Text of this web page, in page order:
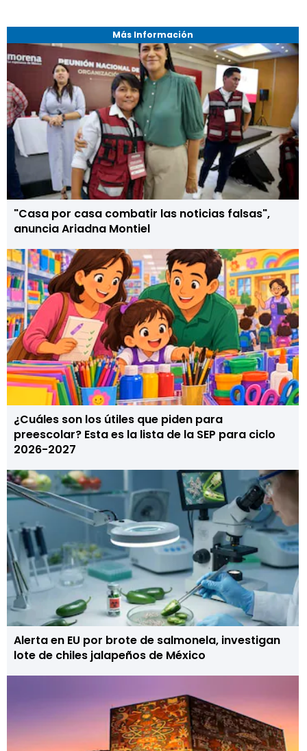
Más Información
"Casa por casa combatir las noticias falsas",
anuncia Ariadna Montiel
¿Cuáles son los útiles que piden para
preescolar? Esta es la lista de la SEP para ciclo
2026-2027
Alerta en EU por brote de salmonela, investigan
lote de chiles jalapeños de México